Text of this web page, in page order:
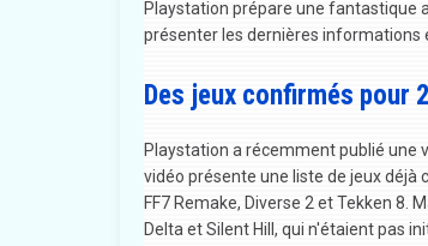
Playstation prépare une fantastique
présenter les dernières informations
Des jeux confirmés pour
Playstation a récemment publié une
vidéo présente une liste de jeux
FF7 Remake, Diverse 2 et Tekken 8.
Delta et Silent Hill, qui n'étaient pas